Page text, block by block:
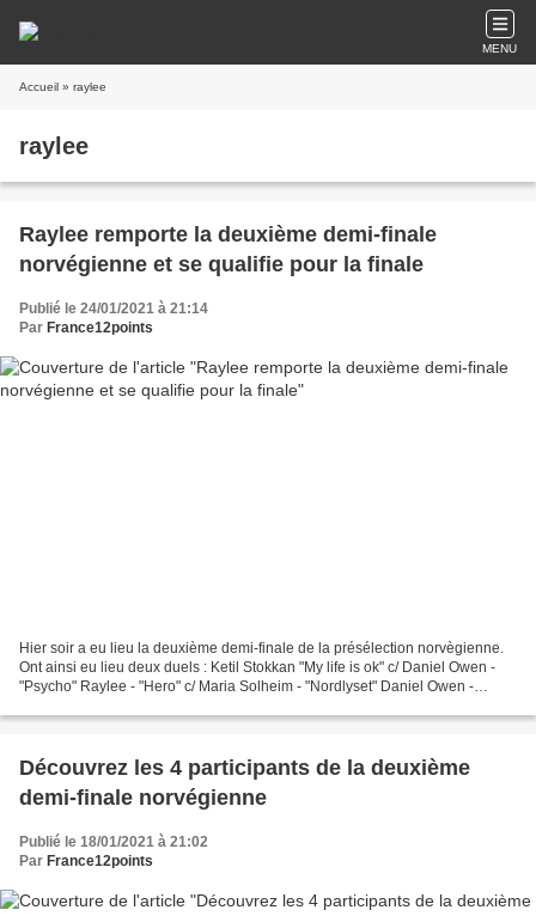
MENU
Accueil » raylee
raylee
Raylee remporte la deuxième demi-finale
norvégienne et se qualifie pour la finale
Publié le 24/01/2021 à 21:14
Par France12points
Hier soir a eu lieu la deuxième demi-finale de la présélection norvègienne.
Ont ainsi eu lieu deux duels : Ketil Stokkan "My life is ok" c/ Daniel Owen -
"Psycho" Raylee - "Hero" c/ Maria Solheim - "Nordlyset" Daniel Owen -
Découvrez les 4 participants de la deuxième
demi-finale norvégienne
Publié le 18/01/2021 à 21:02
Par France12points